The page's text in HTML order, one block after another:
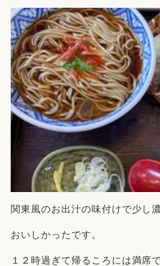
関東風のお出汁の味付けで少し
おいしかったです。
１２時過ぎて帰るころには満席